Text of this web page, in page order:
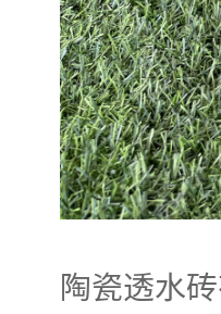
陶瓷透水